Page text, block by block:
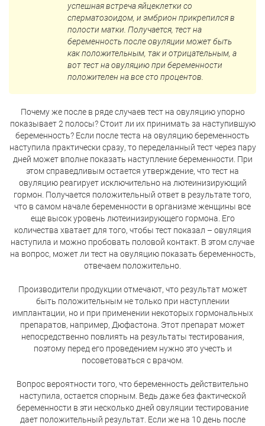
успешная встреча яйцеклетки со
сперматозоидом, и эмбрион прикрепился в
полости матки. Получается, тест на
беременность после овуляции может быть
как положительным, так и отрицательным, а
вот тест на овуляцию при беременности
положителен на все сто процентов.
Почему же после в ряде случаев тест на овуляцию упорно
показывает 2 полосы? Стоит ли их принимать за наступившую
беременность? Если после теста на овуляцию беременность
наступила практически сразу, то переделанный тест через пару
дней может вполне показать наступление беременности. При
этом справедливым остается утверждение, что тест на
овуляцию реагирует исключительно на лютеинизирующий
гормон. Получается положительный ответ в результате того,
что в самом начале беременности в организме женщины все
еще высок уровень лютеинизирующего гормона. Его
количества хватает для того, чтобы тест показал – овуляция
наступила и можно пробовать половой контакт. В этом случае
на вопрос, может ли тест на овуляцию показать беременность,
отвечаем положительно.
Производители продукции отмечают, что результат может
быть положительным не только при наступлении
имплантации, но и при применении некоторых гормональных
препаратов, например, Дюфастона. Этот препарат может
непосредственно повлиять на результаты тестирования,
поэтому перед его проведением нужно это учесть и
посоветоваться с врачом.
Вопрос вероятности того, что беременность действительно
наступила, остается спорным. Ведь даже без фактической
беременности в эти несколько дней овуляции тестирование
дает положительный результат. Если же на 10 день после